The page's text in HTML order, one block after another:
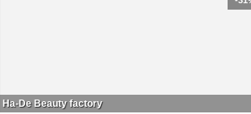
На-De Beauty factory